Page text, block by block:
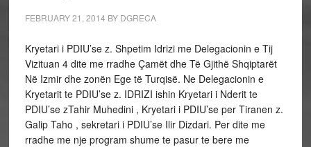
FEBRUARY 21, 2014 BY DGRECA
Kryetari i PDIU’se z. Shpetim Idrizi me Delegacionin e Tij
Vizituan 4 dite me rradhe Çamët dhe Të Gjithë Shqiptarët
Në Izmir dhe zonën Ege të Turqisë. Ne Delegacionin e
Kryetarit te PDIU’se z. IDRIZI ishin Kryetari i Nderit te
PDIU’se zTahir Muhedini , Kryetari i PDIU’se per Tiranen z.
Galip Taho , sekretari i PDIU’se Ilir Dizdari. Per dite me
rradhe me nje program shume te pasur te bere me